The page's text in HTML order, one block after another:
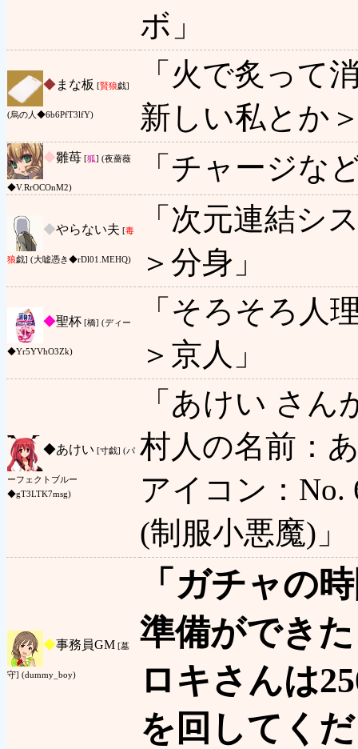
ボ」
◆まな板 [賢狼戯]
(烏の人◆6b6PfT3lfY)
「火で炙って
新しい私とか
◆雛苺 [狐] (夜薔薇
◆V.RrOCOnM2)
「チャージな
◆やらない夫 [毒
狼戯] (大嘘憑き◆rDl01.MEHQ)
「次元連結シ
＞分身」
◆聖杯 [橋] (ディー
◆Yr5YVhO3Zk)
「そろそろ
＞京人」
◆あけい [寸戯] (パ
ーフェクトブルー
◆gT3LTK7msg)
「あけい さ
村人の名前：
アイコン：No.
(制服小悪魔)」
◆事務員GM [墓
守] (dummy_boy)
「ガチャの
準備ができ
ロキさんは
を回してく